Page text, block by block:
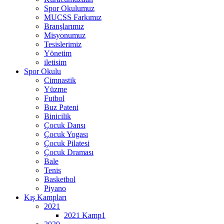
Spor Okulumuz
MUCSS Farkımız
Branşlarımız
Misyonumuz
Tesislerimiz
Yönetim
iletisim
Spor Okulu
Cimnastik
Yüzme
Futbol
Buz Pateni
Binicilik
Çocuk Dansı
Çocuk Yogası
Çocuk Pilatesi
Çocuk Draması
Bale
Tenis
Basketbol
Piyano
Kış Kampları
2021
2021 Kamp1